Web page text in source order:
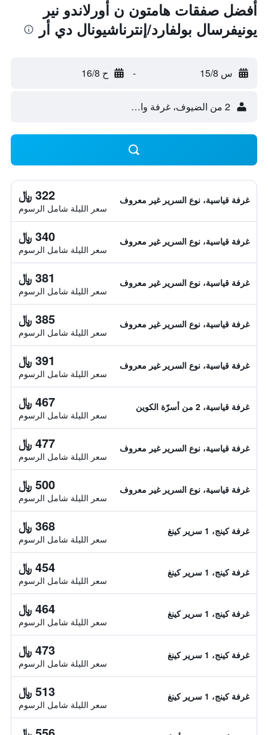
أفضل صفقات هامتون ن أورلاندو نير
يونيفرسال بولفارد/إنترناشيونال دي أر
س 15/8 - ح 16/8
2 من الضيوف، غرفة واحدة
غرفة قياسية، نوع السرير غير معروف 322 ﷼
سعر الليلة شامل الرسوم
غرفة قياسية، نوع السرير غير معروف 340 ﷼
سعر الليلة شامل الرسوم
غرفة قياسية، نوع السرير غير معروف 381 ﷼
سعر الليلة شامل الرسوم
غرفة قياسية، نوع السرير غير معروف 385 ﷼
سعر الليلة شامل الرسوم
غرفة قياسية، نوع السرير غير معروف 391 ﷼
سعر الليلة شامل الرسوم
غرفة قياسية، 2 من أسرّة الكوين 467 ﷼
سعر الليلة شامل الرسوم
غرفة قياسية، نوع السرير غير معروف 477 ﷼
سعر الليلة شامل الرسوم
غرفة قياسية، نوع السرير غير معروف 500 ﷼
سعر الليلة شامل الرسوم
غرفة كينج، 1 سرير كينغ 368 ﷼
سعر الليلة شامل الرسوم
غرفة كينج، 1 سرير كينغ 454 ﷼
سعر الليلة شامل الرسوم
غرفة كينج، 1 سرير كينغ 464 ﷼
سعر الليلة شامل الرسوم
غرفة كينج، 1 سرير كينغ 473 ﷼
سعر الليلة شامل الرسوم
غرفة كينج، 1 سرير كينغ 513 ﷼
سعر الليلة شامل الرسوم